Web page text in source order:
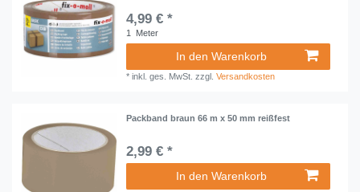
4,99 € *
1 Meter
In den Warenkorb
*inkl. ges. MwSt. zzgl.Versandkosten
Packband braun 66 m x 50 mm reißfest
2,99 € *
In den Warenkorb